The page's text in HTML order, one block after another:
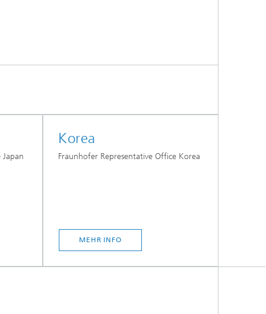
Korea
Fraunhofer Representative Office Korea
MEHR INFO